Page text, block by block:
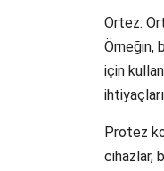
Ortez:
Örneğin,
için
Protez
cihazlar,